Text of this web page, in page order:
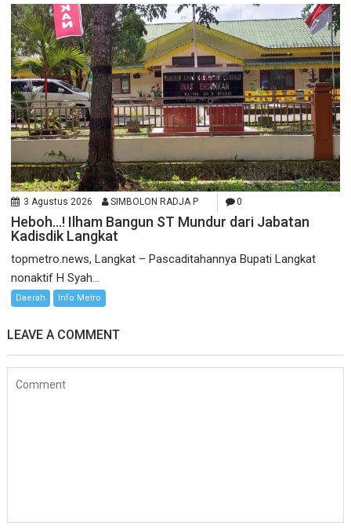
3 Agustus 2026 SIMBOLON RADJA P 0
Heboh…! Ilham Bangun ST Mundur dari Jabatan
Kadisdik Langkat
topmetro.news, Langkat – Pascaditahannya Bupati Langkat
nonaktif H Syah...
Daerah Info Metro
LEAVE A COMMENT